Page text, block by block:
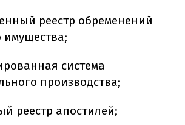
реестр обременений
система
производства;
реестр апостилей;